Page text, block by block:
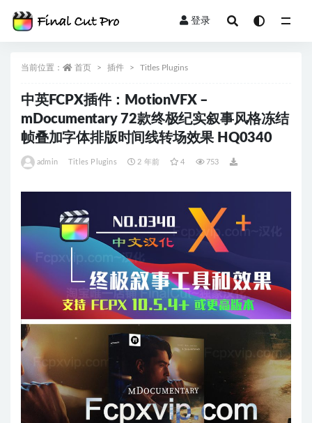
登录
当前位置： 首页 插件 Titles Plugins
中英FCPX插件：MotionVFX –
mDocumentary 72款终极纪实叙事风格冻结
帧叠加字体排版时间线转场效果 HQ0340
admin Titles Plugins 2 年前 4 753